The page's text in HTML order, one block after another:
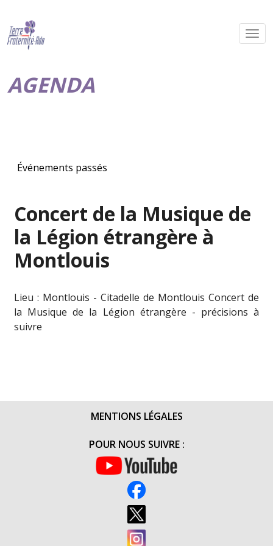
AGENDA
Événements passés
Concert de la Musique de
la Légion étrangère à
Montlouis
Lieu : Montlouis - Citadelle de Montlouis Concert de
la Musique de la Légion étrangère - précisions à
suivre
MENTIONS LÉGALES
POUR NOUS SUIVRE :